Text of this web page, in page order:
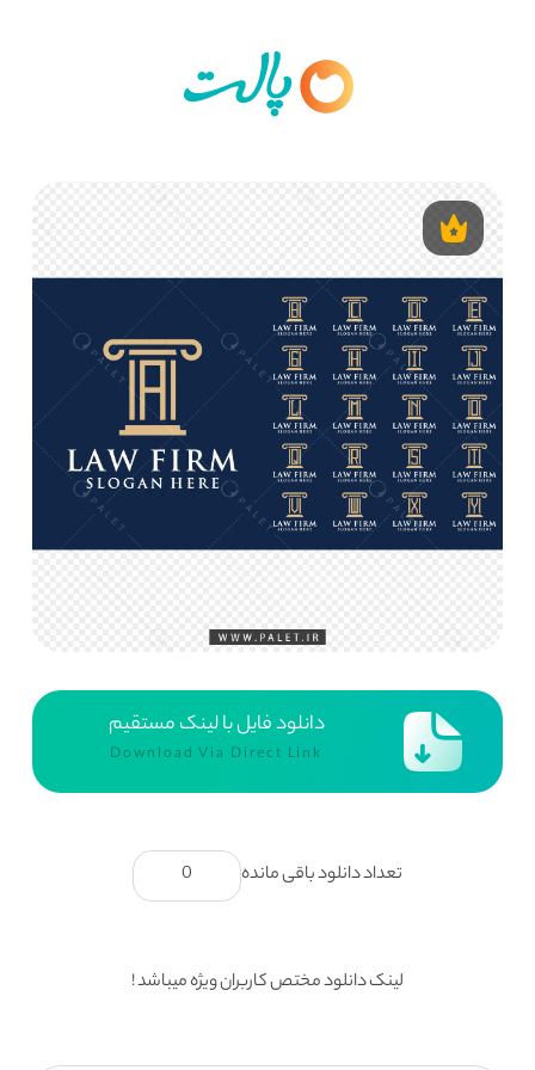
دانلود فایل با لینک مستقیم
Download Via Direct Link
تعداد دانلود باقی مانده 0
لینک دانلود مختص کاربران ویژه میباشد !